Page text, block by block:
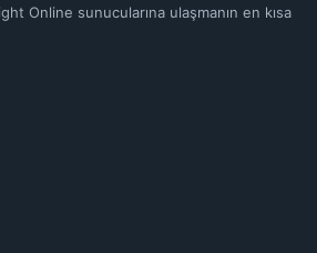
Online sunucularına ulaşmanın en kısa